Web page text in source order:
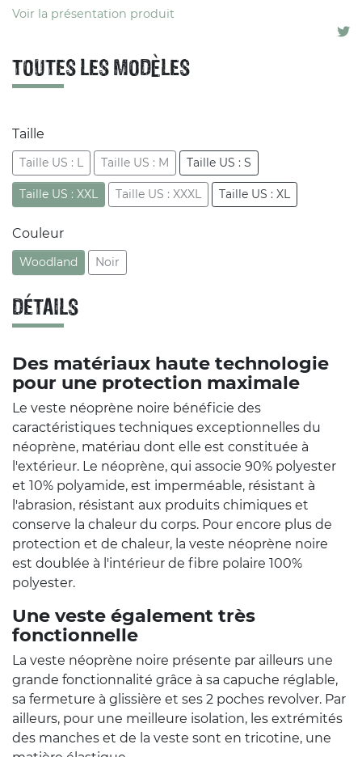
Voir la présentation produit
TOUTES LES MODÈLES
Taille
Taille US : L Taille US : M Taille US : S
Taille US : XXL Taille US : XXXL Taille US : XL
Couleur
Woodland Noir
DÉTAILS
Des matériaux haute technologie
pour une protection maximale
Le veste néoprène noire bénéficie des
caractéristiques techniques exceptionnelles du
néoprène, matériau dont elle est constituée à
l'extérieur. Le néoprène, qui associe 90% polyester
et 10% polyamide, est imperméable, résistant à
l'abrasion, résistant aux produits chimiques et
conserve la chaleur du corps. Pour encore plus de
protection et de chaleur, la veste néoprène noire
est doublée à l'intérieur de fibre polaire 100%
polyester.
Une veste également très
fonctionnelle
La veste néoprène noire présente par ailleurs une
grande fonctionnalité grâce à sa capuche réglable,
sa fermeture à glissière et ses 2 poches revolver. Par
ailleurs, pour une meilleure isolation, les extrémités
des manches et de la veste sont en tricotine, une